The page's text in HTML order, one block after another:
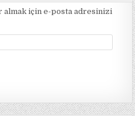
için e-posta adresinizi